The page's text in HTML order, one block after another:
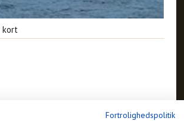
Fortrolighedspolitik
kort